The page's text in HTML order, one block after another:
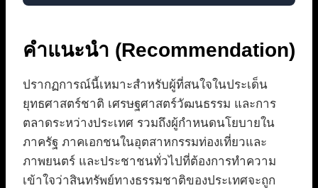
คำแนะนำ (Recommendation)
ปรากฏการณ์นี้เหมาะสำหรับผู้ที่สนใจในประเด็น
ยุทธศาสตร์ชาติ เศรษฐศาสตร์วัฒนธรรม และการ
ตลาดระหว่างประเทศ รวมถึงผู้กำหนดนโยบายใน
ภาครัฐ ภาคเอกชนในอุตสาหกรรมท่องเที่ยวและ
ภาพยนตร์ และประชาชนทั่วไปที่ต้องการทำความ
เข้าใจว่าสินทรัพย์ทางธรรมชาติของประเทศจะถูก